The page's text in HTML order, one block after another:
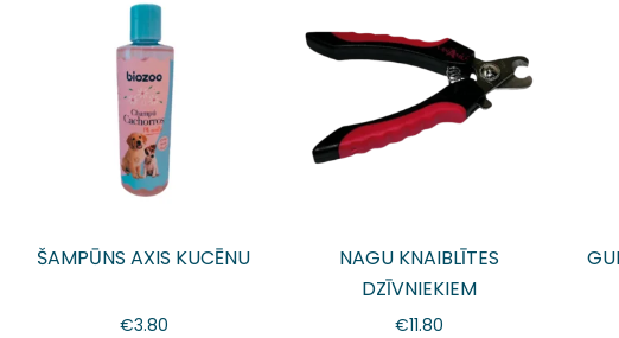
ŠAMPŪNS AXIS KUCĒNU
€3.80
NAGU KNAIBLĪTES
DZĪVNIEKIEM
€11.80